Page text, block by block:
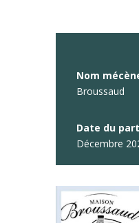
Nom
Broussaud
Date du
Décembre